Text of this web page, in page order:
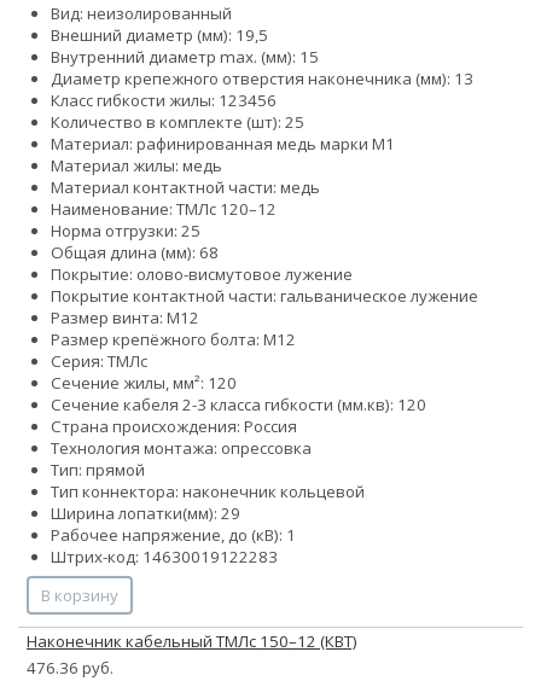
Вид: неизолированный
Внешний диаметр (мм): 19,5
Внутренний диаметр max. (мм): 15
Диаметр крепежного отверстия наконечника (мм): 13
Класс гибкости жилы: 123456
Количество в комплекте (шт): 25
Материал: рафинированная медь марки М1
Материал жилы: медь
Материал контактной части: медь
Наименование: ТМЛс 120–12
Норма отгрузки: 25
Общая длина (мм): 68
Покрытие: олово-висмутовое лужение
Покрытие контактной части: гальваническое лужение
Размер винта: М12
Размер крепёжного болта: М12
Серия: ТМЛс
Сечение жилы, мм²: 120
Сечение кабеля 2-3 класса гибкости (мм.кв): 120
Страна происхождения: Россия
Технология монтажа: опрессовка
Тип: прямой
Тип коннектора: наконечник кольцевой
Ширина лопатки(мм): 29
Рабочее напряжение, до (кВ): 1
Штрих-код: 14630019122283
В корзину
Наконечник кабельный ТМЛс 150–12 (КВТ)
476.36 руб.